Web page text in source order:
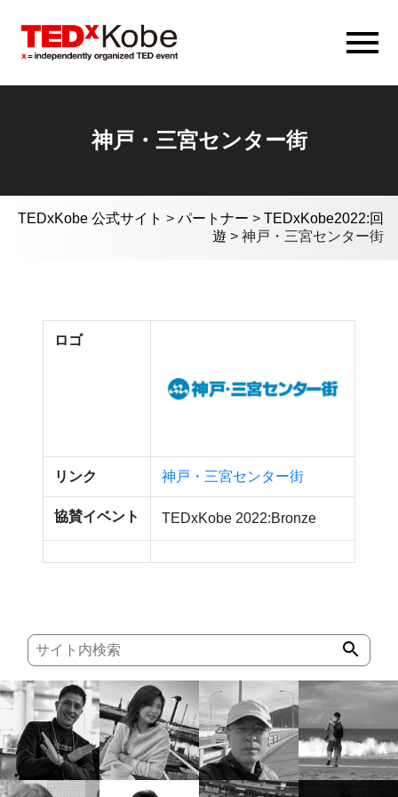
神戸・三宮センター街
TEDxKobe 公式サイト > パートナー > TEDxKobe2022:回
遊 > 神戸・三宮センター街
ロゴ
リンク 神戸・三宮センター街
協賛イベント TEDxKobe 2022:Bronze